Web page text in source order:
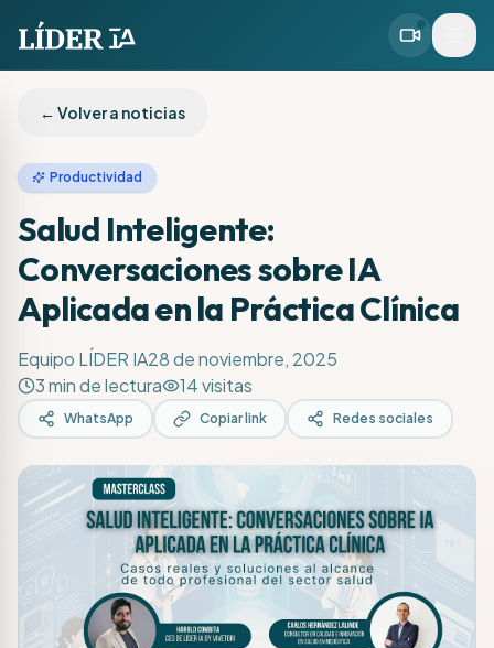
← Volver a noticias
Productividad
Salud Inteligente:
Conversaciones sobre IA
Aplicada en la Práctica Clínica
Equipo LÍDER IA28 de noviembre, 2025
3min de lectura 14visitas
WhatsApp Copiar link Redes sociales